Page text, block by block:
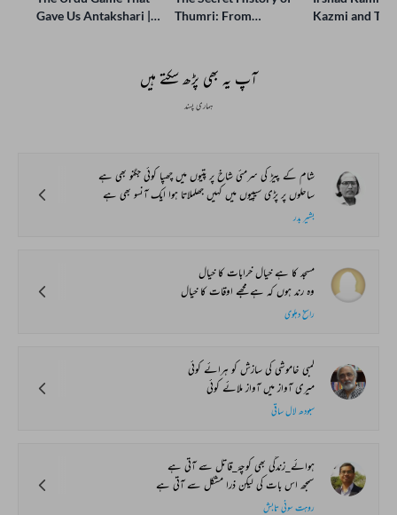
Gave Us Antakshari |
Thumri: From
Kazmi and
آپ یہ بھی پڑھ سکتے ہیں
ہماری پسند
شام کے پیڑ کی سرمئی شاخ پر پتیوں میں چھپا کوئی جگنو بھی ہے
ساحلوں پر پڑی سیپیوں میں کہیں جھلملاتا ہوا ایک آنسو بھی ہے
بشیر بدر
مسجد کا ہے خیال خرابات کا خیال
وہ رند ہوں کہ ہے مجھے اوقات کا خیال
راسخ دہلوی
لمبی خاموشی کی سازش کو ہرائے کوئی
میری آواز میں آواز ملائے کوئی
سبودھ لال ساقی
ہوائے_زندگی بھی کوچۂ_قاتل سے آتی ہے
سمجھ اس بات کی لیکن ذرا مشکل سے آتی ہے
روہت سونی تابش